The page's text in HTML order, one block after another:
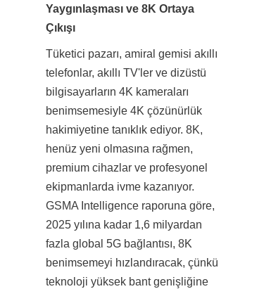
Yaygınlaşması ve 8K Ortaya
Çıkışı
Tüketici pazarı, amiral gemisi akıllı
telefonlar, akıllı TV'ler ve dizüstü
bilgisayarların 4K kameraları
benimsemesiyle 4K çözünürlük
hakimiyetine tanıklık ediyor. 8K,
henüz yeni olmasına rağmen,
premium cihazlar ve profesyonel
ekipmanlarda ivme kazanıyor.
GSMA Intelligence raporuna göre,
2025 yılına kadar 1,6 milyardan
fazla global 5G bağlantısı, 8K
benimsemeyi hızlandıracak, çünkü
teknoloji yüksek bant genişliğine